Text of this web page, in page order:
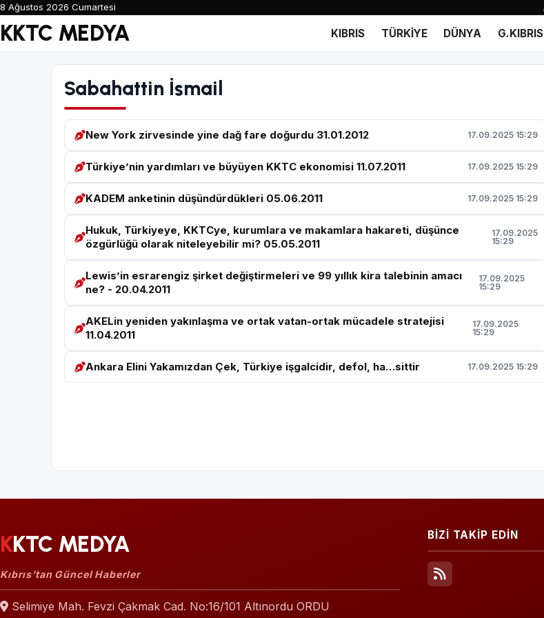
8 Ağustos 2026 Cumartesi
KKTC MEDYA KIBRIS TÜRKİYE DÜNYA G.KIBRIS
Sabahattin İsmail
New York zirvesinde yine dağ fare doğurdu 31.01.2012 17.09.2025 15:29
Türkiye’nin yardımları ve büyüyen KKTC ekonomisi 11.07.2011 17.09.2025 15:29
KADEM anketinin düşündürdükleri 05.06.2011 17.09.2025 15:29
Hukuk, Türkiyeye, KKTCye, kurumlara ve makamlara hakareti, düşünce
özgürlüğü olarak niteleyebilir mi? 05.05.2011
17.09.2025
15:29
Lewis’in esrarengiz şirket değiştirmeleri ve 99 yıllık kira talebinin amacı
ne? - 20.04.2011
17.09.2025
15:29
AKELin yeniden yakınlaşma ve ortak vatan-ortak mücadele stratejisi
11.04.2011
17.09.2025
15:29
Ankara Elini Yakamızdan Çek, Türkiye işgalcidir, defol, ha…sittir 17.09.2025 15:29
KKTC MEDYA
Kıbrıs’tan Güncel Haberler
Selimiye Mah. Fevzi Çakmak Cad. No:16/101 Altınordu ORDU
BİZİ TAKİP EDİN